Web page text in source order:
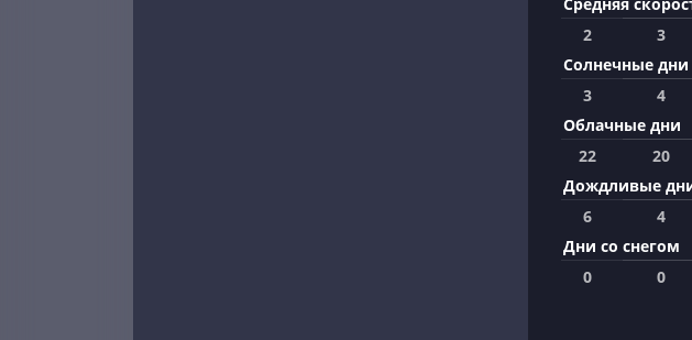
2
3
Солнечные дни
3
4
Облачные дни
22
20
Дождливые
6
4
Дни со снегом
0
0